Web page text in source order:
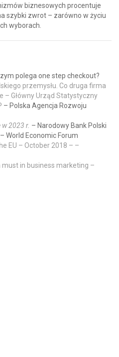
biznesowych procentuje
szybki zwrot – zarówno w życiu
wyborach.
polega one step checkout?
przemysłu. Co druga firma
– Główny Urząd Statystyczny
– Polska Agencja Rozwoju
w 2023 r. – Narodowy Bank Polski
– World Economic Forum
EU – October 2018 – –
in business marketing –